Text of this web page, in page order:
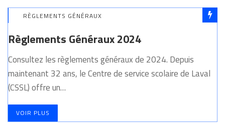
RÈGLEMENTS GÉNÉRAUX
Règlements Généraux 2024
Consultez les règlements généraux de 2024. Depuis
maintenant 32 ans, le Centre de service scolaire de Laval
(CSSL) offre un…
VOIR PLUS